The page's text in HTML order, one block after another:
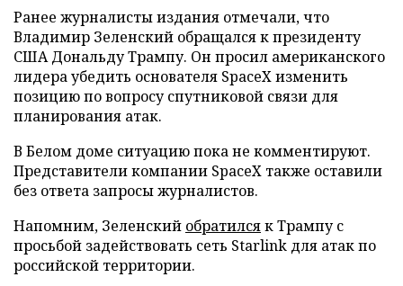
Ранее журналисты издания отмечали, что
Владимир Зеленский обращался к президенту
США Дональду Трампу. Он просил американского
лидера убедить основателя SpaceX изменить
позицию по вопросу спутниковой связи для
планирования атак.
В Белом доме ситуацию пока не комментируют.
Представители компании SpaceX также оставили
без ответа запросы журналистов.
Напомним, Зеленский обратилсяк Трампу с
просьбой задействовать сеть Starlink для атак по
российской территории.